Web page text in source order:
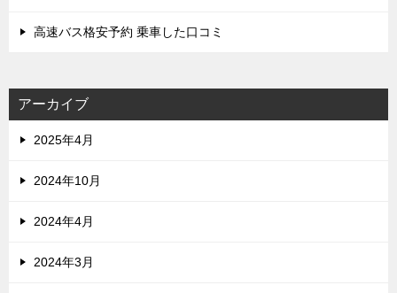
高速バス格安予約 乗車した口コミ
アーカイブ
2025年4月
2024年10月
2024年4月
2024年3月